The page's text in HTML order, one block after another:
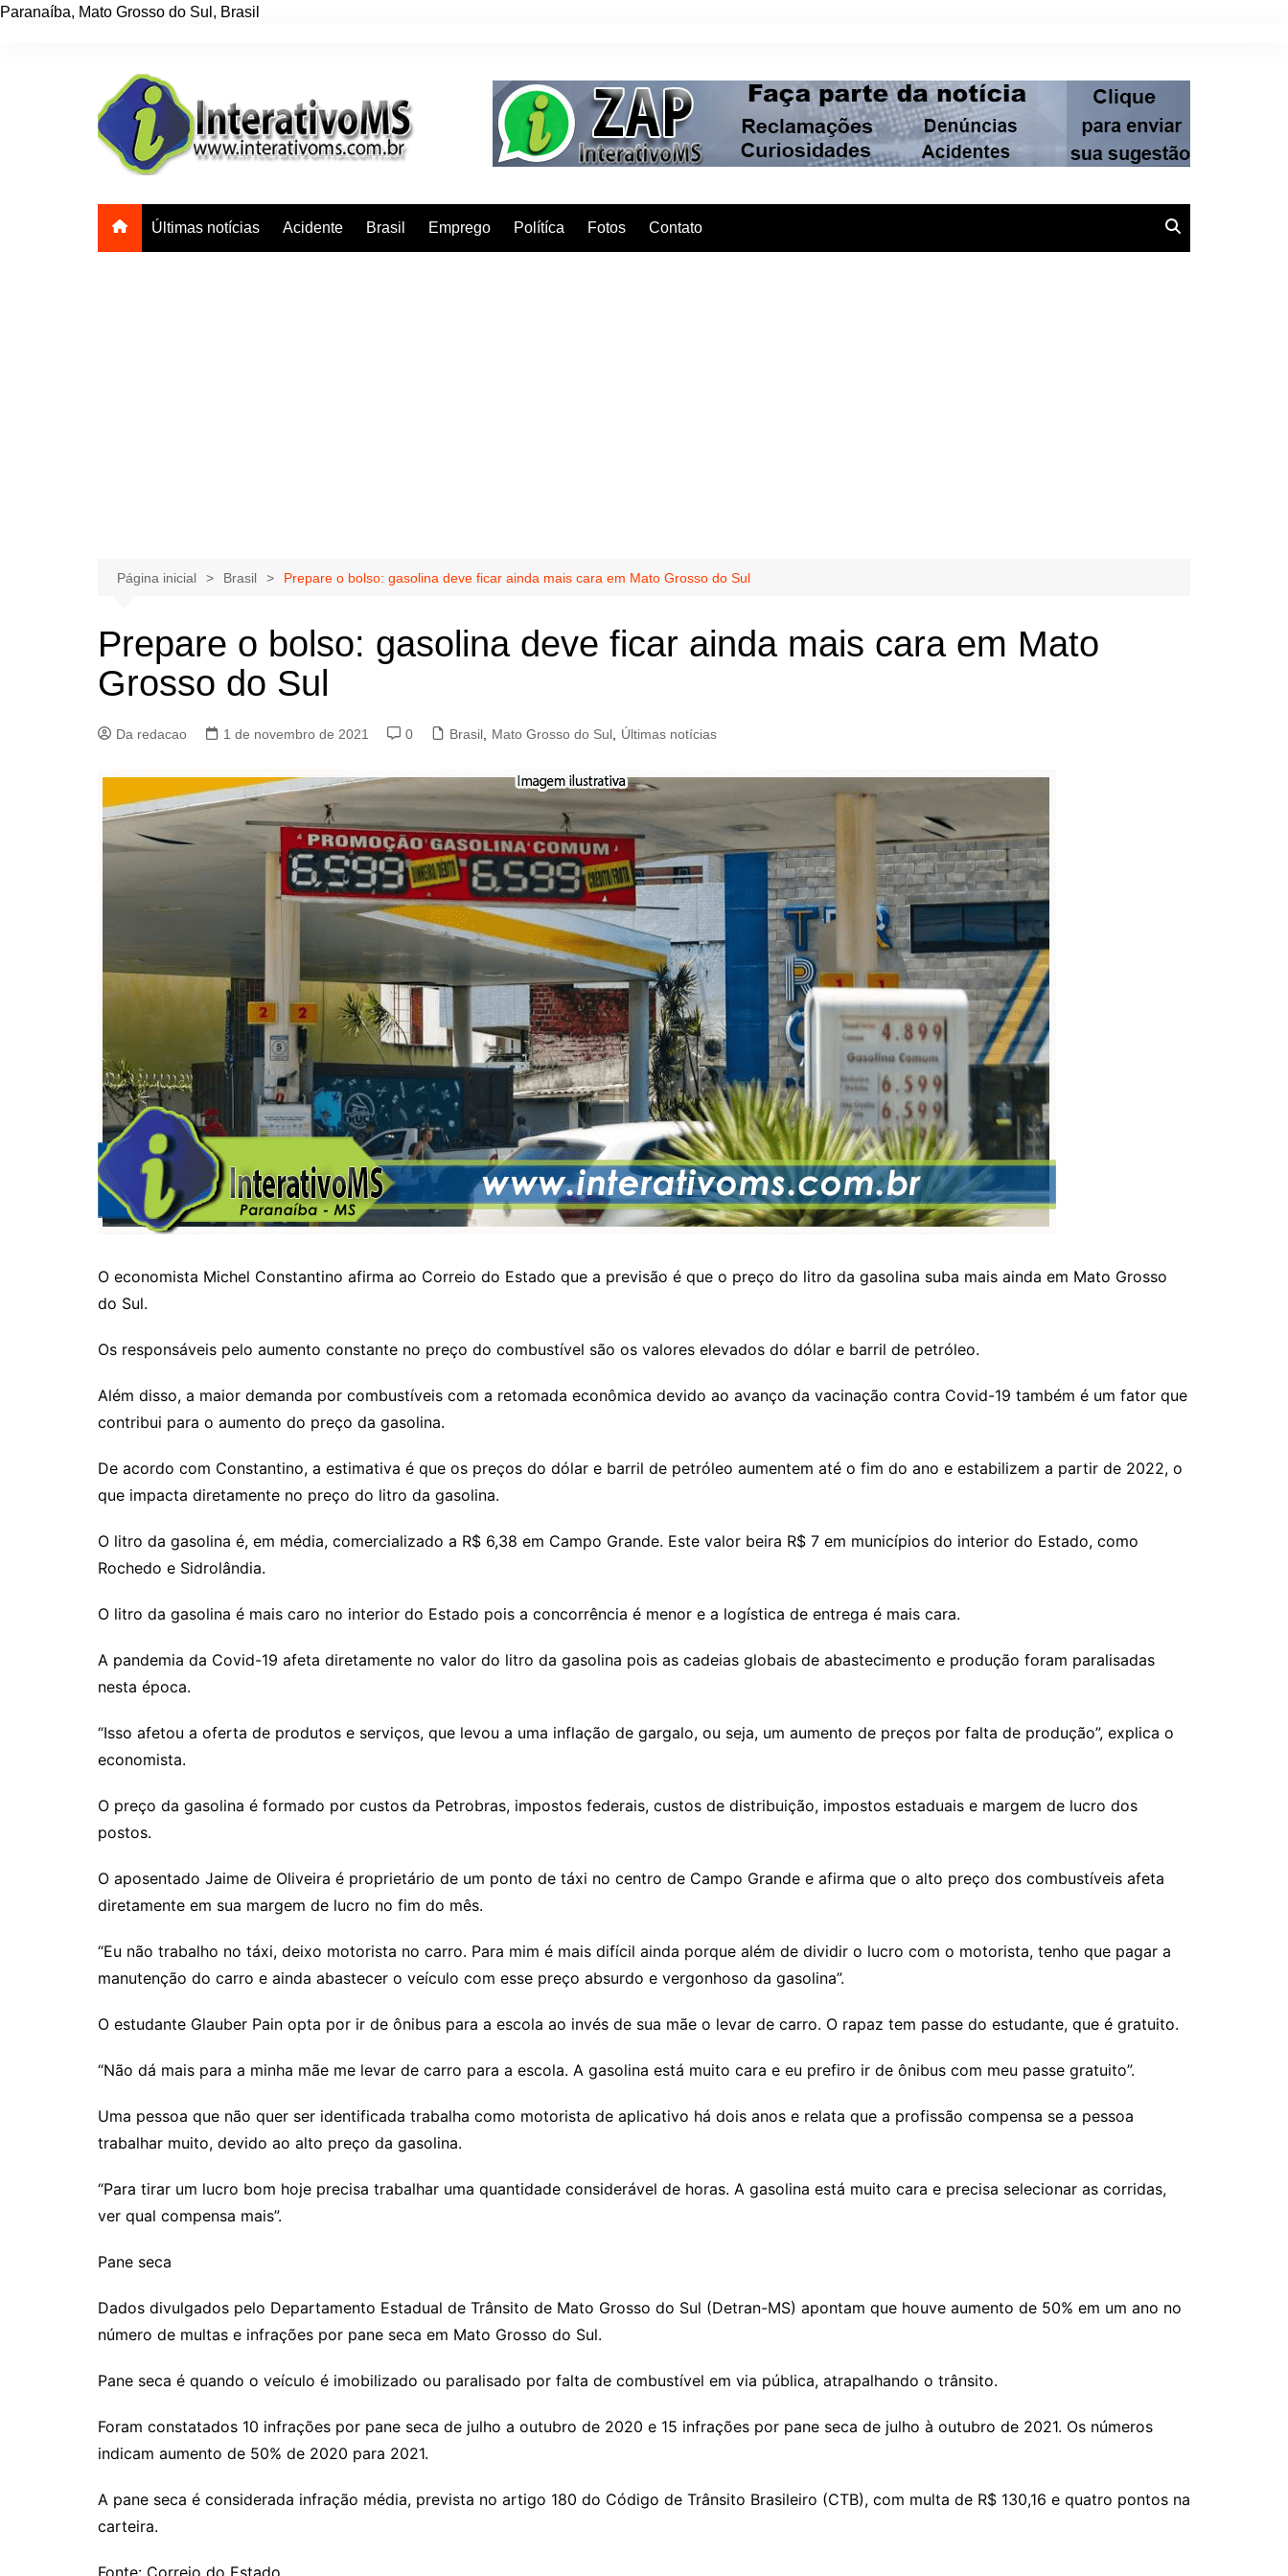
Paranaíba, Mato Grosso do Sul , Brasil
Últimas notícias Acidente Brasil Emprego Polítíca Fotos Contato
Página inicial Brasil Prepare o bolso: gasolina deve ficar ainda mais cara em Mato Grosso do Sul
Prepare o bolso: gasolina deve ficar ainda mais cara em Mato
Grosso do Sul
Da redacao 1 de novembro de 2021 0 Brasil Mato Grosso do Sul Últimas notícias
O economista Michel Constantino afirma ao Correio do Estado que a previsão é que o preço do litro da gasolina suba mais ainda em Mato Grosso
do Sul.
Os responsáveis pelo aumento constante no preço do combustível são os valores elevados do dólar e barril de petróleo.
Além disso, a maior demanda por combustíveis com a retomada econômica devido ao avanço da vacinação contra Covid-19 também é um fator que
contribui para o aumento do preço da gasolina.
De acordo com Constantino, a estimativa é que os preços do dólar e barril de petróleo aumentem até o fim do ano e estabilizem a partir de 2022, o
que impacta diretamente no preço do litro da gasolina.
O litro da gasolina é, em média, comercializado a R$ 6,38 em Campo Grande. Este valor beira R$ 7 em municípios do interior do Estado, como
Rochedo e Sidrolândia.
O litro da gasolina é mais caro no interior do Estado pois a concorrência é menor e a logística de entrega é mais cara.
A pandemia da Covid-19 afeta diretamente no valor do litro da gasolina pois as cadeias globais de abastecimento e produção foram paralisadas
nesta época.
“Isso afetou a oferta de produtos e serviços, que levou a uma inflação de gargalo, ou seja, um aumento de preços por falta de produção”, explica o
economista.
O preço da gasolina é formado por custos da Petrobras, impostos federais, custos de distribuição, impostos estaduais e margem de lucro dos
postos.
O aposentado Jaime de Oliveira é proprietário de um ponto de táxi no centro de Campo Grande e afirma que o alto preço dos combustíveis afeta
diretamente em sua margem de lucro no fim do mês.
“Eu não trabalho no táxi, deixo motorista no carro. Para mim é mais difícil ainda porque além de dividir o lucro com o motorista, tenho que pagar a
manutenção do carro e ainda abastecer o veículo com esse preço absurdo e vergonhoso da gasolina”.
O estudante Glauber Pain opta por ir de ônibus para a escola ao invés de sua mãe o levar de carro. O rapaz tem passe do estudante, que é gratuito.
“Não dá mais para a minha mãe me levar de carro para a escola. A gasolina está muito cara e eu prefiro ir de ônibus com meu passe gratuito”.
Uma pessoa que não quer ser identificada trabalha como motorista de aplicativo há dois anos e relata que a profissão compensa se a pessoa
trabalhar muito, devido ao alto preço da gasolina.
“Para tirar um lucro bom hoje precisa trabalhar uma quantidade considerável de horas. A gasolina está muito cara e precisa selecionar as corridas,
ver qual compensa mais”.
Pane seca
Dados divulgados pelo Departamento Estadual de Trânsito de Mato Grosso do Sul (Detran-MS) apontam que houve aumento de 50% em um ano no
número de multas e infrações por pane seca em Mato Grosso do Sul.
Pane seca é quando o veículo é imobilizado ou paralisado por falta de combustível em via pública, atrapalhando o trânsito.
Foram constatados 10 infrações por pane seca de julho a outubro de 2020 e 15 infrações por pane seca de julho à outubro de 2021. Os números
indicam aumento de 50% de 2020 para 2021.
A pane seca é considerada infração média, prevista no artigo 180 do Código de Trânsito Brasileiro (CTB), com multa de R$ 130,16 e quatro pontos na
carteira.
Fonte: Correio do Estado